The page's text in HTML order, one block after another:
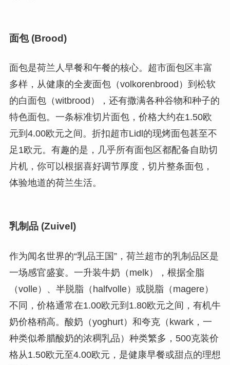
面包 (Brood)
面包是荷兰人早餐和午餐的核心。超市面包区丰富
多样，从健康的全麦面包（volkorenbrood）到松软
的白面包（witbrood），还有撒满各种谷物和种子的
特色面包。一条标准切片面包，价格大约在1.50欧
元到4.00欧元之间。折扣超市Lidl的现烤面包甚至不
足1欧元。有趣的是，几乎所有面包区都配备自助切
片机，你可以根据喜好调节厚度，切片整条面包，
体验地道的荷兰生活。
乳制品 (Zuivel)
作为闻名世界的“乳品王国”，荷兰超市的乳制品区是
一场感官盛宴。一升装牛奶（melk），根据全脂
（volle）、半脱脂（halfvolle）或脱脂（magere）
不同，价格通常在1.00欧元到1.80欧元之间，有机牛
奶价格稍高。酸奶（yoghurt）和夸克（kwark，一
种类似希腊酸奶的浓稠乳品）种类繁多，500克装价
格从1.50欧元至4.00欧元，是健康早餐或甜点的理想